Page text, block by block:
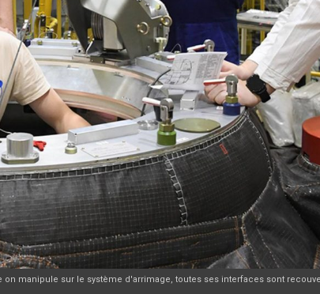
manipule sur le système d'arrimage, toutes ses interfaces sont